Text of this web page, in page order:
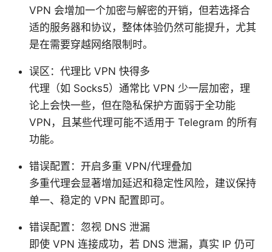
VPN 会增加一个加密与解密的开销，但若选择合
适的服务器和协议，整体体验仍然可能提升，尤其
是在需要穿越网络限制时。
误区：代理比 VPN 快得多
代理（如 Socks5）通常比 VPN 少一层加密，理
论上会快一些，但在隐私保护方面弱于全功能
VPN，且某些代理可能不适用于 Telegram 的所有
功能。
错误配置：开启多重 VPN/代理叠加
多重代理会显著增加延迟和稳定性风险，建议保持
单一、稳定的 VPN 配置即可。
错误配置：忽视 DNS 泄漏
即使 VPN 连接成功，若 DNS 泄漏，真实 IP 仍可